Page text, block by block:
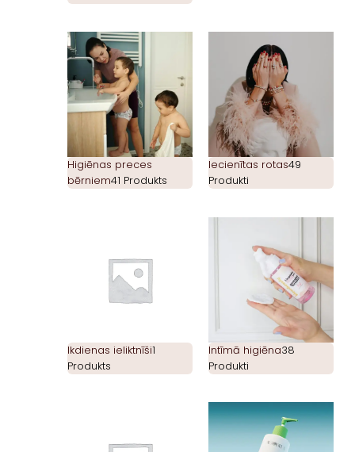
Higiēnas preces
bērniem41 Produkts
Iecienītas rotas49
Produkti
Ikdienas ieliktnīši1
Produkts
Intīmā higiēna38
Produkti